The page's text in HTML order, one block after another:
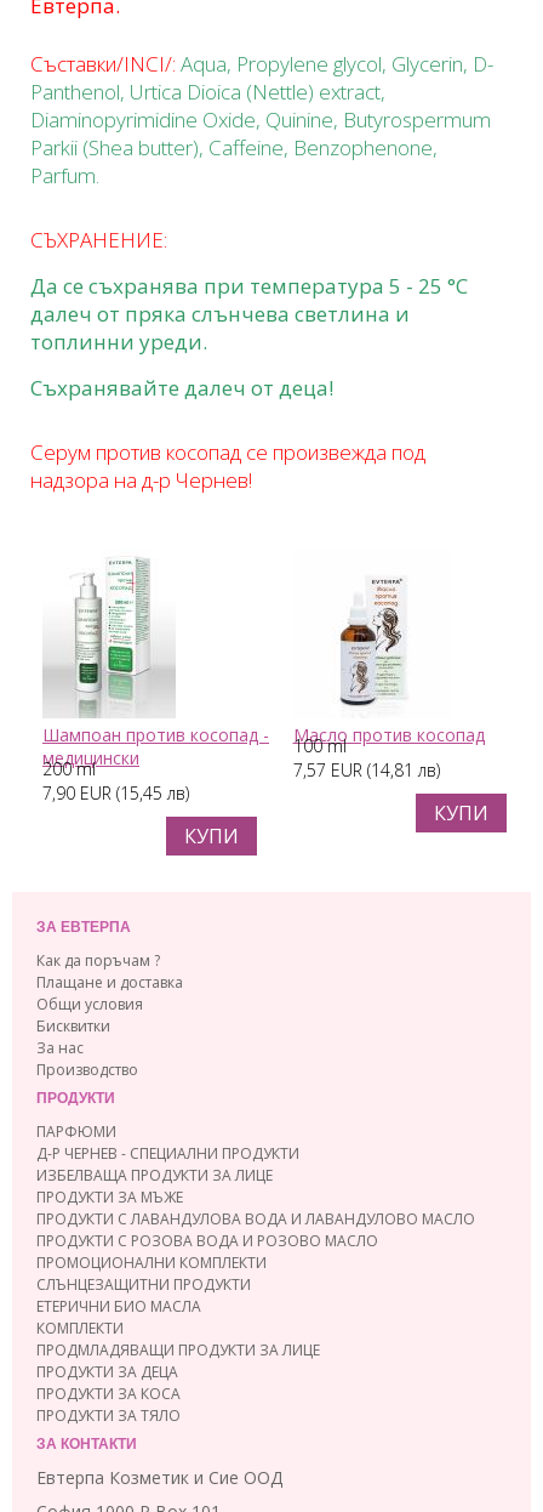
Съставки/INCI/: Aqua, Propylene glycol, Glycerin, D-
Panthenol, Urtica Dioica (Nettle) extract,
Diaminopyrimidine Oxide, Quinine, Butyrospermum
Parkii (Shea butter), Caffeine, Benzophenone,
Parfum.
СЪХРАНЕНИЕ:
Да се съхранява при температура 5 - 25 °C
далеч от пряка слънчева светлина и
топлинни уреди.
Съхранявайте далеч от деца!
Серум против косопад се произвежда под
надзора на д-р Чернев!
Шампоан против косопад -
медицински
200 ml
7,90 EUR (15,45 лв)
КУПИ
Масло против косопад
100 ml
7,57 EUR (14,81 лв)
КУПИ
ЗА ЕВТЕРПА
Как да поръчам ?
Плащане и доставка
Общи условия
Бисквитки
За нас
Производство
ПРОДУКТИ
ПАРФЮМИ
Д-Р ЧЕРНЕВ - СПЕЦИАЛНИ ПРОДУКТИ
ИЗБЕЛВАЩА ПРОДУКТИ ЗА ЛИЦЕ
ПРОДУКТИ ЗА МЪЖЕ
ПРОДУКТИ С ЛАВАНДУЛОВА ВОДА И ЛАВАНДУЛОВО МАСЛО
ПРОДУКТИ С РОЗОВА ВОДА И РОЗОВО МАСЛО
ПРОМОЦИОНАЛНИ КОМПЛЕКТИ
СЛЪНЦЕЗАЩИТНИ ПРОДУКТИ
ЕТЕРИЧНИ БИО МАСЛА
КОМПЛЕКТИ
ПРОДМЛАДЯВАЩИ ПРОДУКТИ ЗА ЛИЦЕ
ПРОДУКТИ ЗА ДЕЦА
ПРОДУКТИ ЗА КОСА
ПРОДУКТИ ЗА ТЯЛО
ЗА КОНТАКТИ
Евтерпа Козметик и Сие ООД